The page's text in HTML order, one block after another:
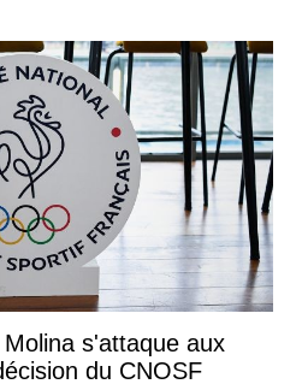
s'attaque aux
du CNOSF